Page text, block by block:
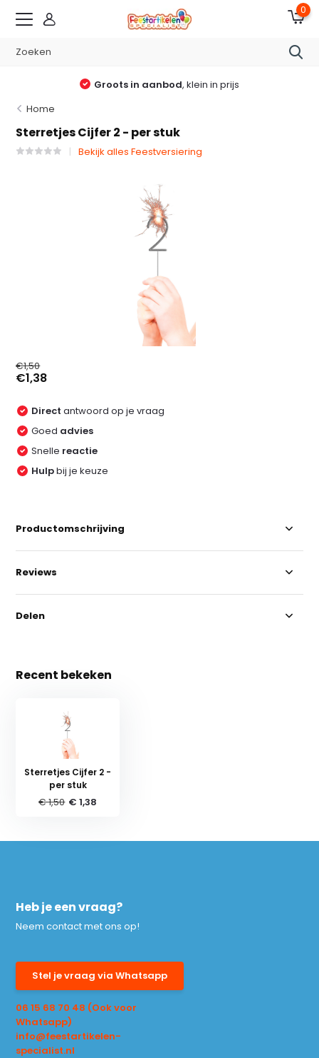
0
Groots in aanbod, klein in prijs
Home
Sterretjes Cijfer 2 - per stuk
Bekijk alles Feestversiering
€1,50
€1,38
Direct antwoord op je vraag
Goed advies
Snelle reactie
Hulpbij je keuze
Productomschrijving
Reviews
Delen
Recent bekeken
Sterretjes Cijfer 2 -
per stuk
€ 1,50 € 1,38
Heb je een vraag?
Neem contact met ons op!
Stel je vraag via Whatsapp
06 15 68 70 48 (Ook voor
Whatsapp)
info@feestartikelen-
specialist.nl